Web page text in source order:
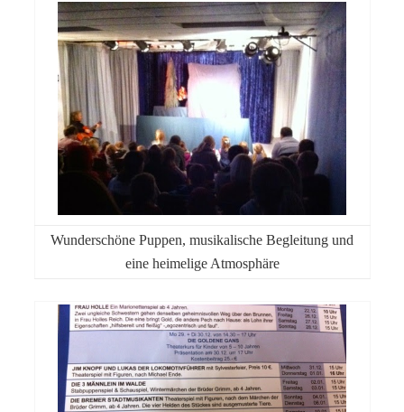
Wunderschöne Puppen, musikalische Begleitung und
eine heimelige Atmosphäre